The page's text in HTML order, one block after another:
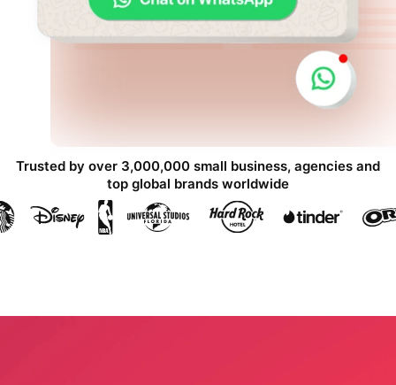
Trusted by over 3,000,000 small business, agencies and
top global brands worldwide